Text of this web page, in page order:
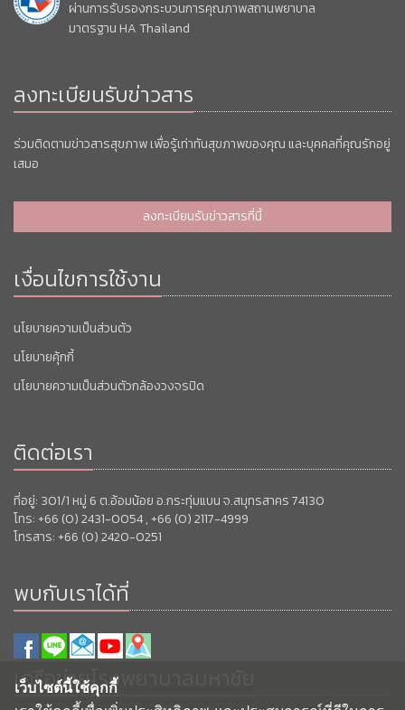
ผ่านการรับรองกระบวนการคุณภาพสถานพยาบาล
มาตรฐาน HA Thailand
ลงทะเบียนรับข่าวสาร
ร่วมติดตามข่าวสารสุขภาพ เพื่อรู้เท่าทันสุขภาพของคุณ และบุคคลที่คุณรักอยู่
เสมอ
ลงทะเบียนรับข่าวสารที่นี้
เงื่อนไขการใช้งาน
นโยบายความเป็นส่วนตัว
นโยบายคุ้กกี้
นโยบายความเป็นส่วนตัวกล้องวงจรปิด
ติดต่อเรา
ที่อยู่: 301/1 หมู่ 6 ต.อ้อมน้อย อ.กระทุ่มแบน จ.สมุทรสาคร 74130
โทร: +66 (0) 2431-0054 , +66 (0) 2117-4999
โทรสาร: +66 (0) 2420-0251
พบกับเราได้ที่
เครือข่ายโรงพยาบาลมหาชัย
เว็บไซต์นี้ใช้คุกกี้